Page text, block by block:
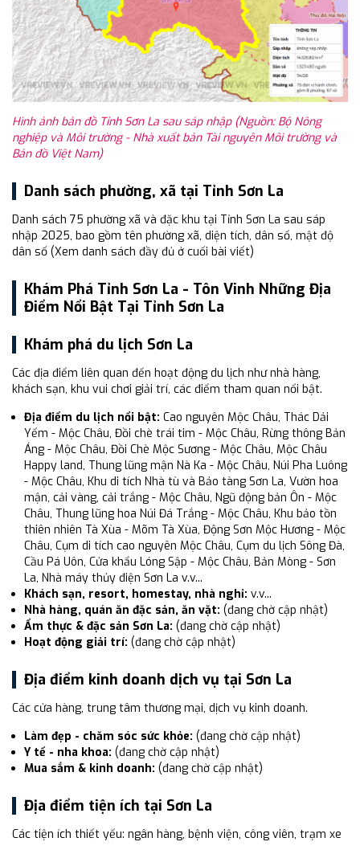
Hình ảnh bản đồ Tỉnh Sơn La sau sáp nhập (Nguồn: Bộ Nông
nghiệp và Môi trường - Nhà xuất bản Tài nguyên Môi trường và
Bản đồ Việt Nam)
Danh sách phường, xã tại Tỉnh Sơn La
Danh sách 75 phường xã và đặc khu tại Tỉnh Sơn La sau sáp
nhập 2025, bao gồm tên phường xã, diện tích, dân số, mật độ
dân số (Xem danh sách đầy đủ ở cuối bài viết)
Khám Phá Tỉnh Sơn La - Tôn Vinh Những Địa
Điểm Nổi Bật Tại Tỉnh Sơn La
Khám phá du lịch Sơn La
Các địa điểm liên quan đến hoạt động du lịch như nhà hàng,
khách sạn, khu vui chơi giải trí, các điểm tham quan nổi bật.
Địa điểm du lịch nổi bật: Cao nguyên Mộc Châu, Thác Dải
Yếm - Mộc Châu, Đồi chè trái tim - Mộc Châu, Rừng thông Bản
Áng - Mộc Châu, Đồi Chè Mộc Sương - Mộc Châu, Mộc Châu
Happy land, Thung lũng mận Nà Ka - Mộc Châu, Núi Pha Luông
- Mộc Châu, Khu di tích Nhà tù và Bảo tàng Sơn La, Vườn hoa
mận, cải vàng, cải trắng - Mộc Châu, Ngũ động bản Ôn - Mộc
Châu, Thung lũng hoa Núi Đá Trắng - Mộc Châu, Khu bảo tồn
thiên nhiên Tà Xùa - Mõm Tà Xùa, Động Sơn Mộc Hương - Mộc
Châu, Cụm di tích cao nguyên Mộc Châu, Cụm du lịch Sông Đà,
Cầu Pá Uôn, Cửa khẩu Lóng Sập - Mộc Châu, Bản Mòng - Sơn
La, Nhà máy thủy điện Sơn La v.v...
Khách sạn, resort, homestay, nhà nghỉ: v.v...
Nhà hàng, quán ăn đặc sản, ăn vặt: (đang chờ cập nhật)
Ẩm thực & đặc sản Sơn La: (đang chờ cập nhật)
Hoạt động giải trí: (đang chờ cập nhật)
Địa điểm kinh doanh dịch vụ tại Sơn La
Các cửa hàng, trung tâm thương mại, dịch vụ kinh doanh.
Làm đẹp - chăm sóc sức khỏe: (đang chờ cập nhật)
Y tế - nha khoa: (đang chờ cập nhật)
Mua sắm & kinh doanh: (đang chờ cập nhật)
Địa điểm tiện ích tại Sơn La
Các tiện ích thiết yếu: ngân hàng, bệnh viện, công viên, trạm xe